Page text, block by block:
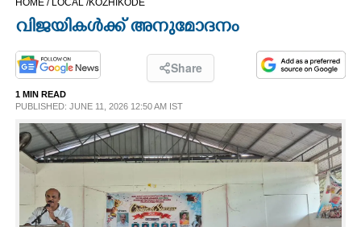
OPINION
PHOTOS
LIFESTYLE
SPIRITUAL
HOME / LOCAL /KOZHIKODE
വിജയികൾക്ക് അനുമോദനം
Share
1 MIN READ
PUBLISHED: JUNE 11, 2026 12:50 AM IST